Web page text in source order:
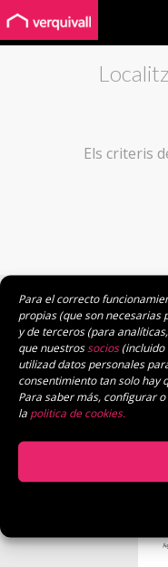
Para el correcto
propias (que son necesarias
y de terceros (para
que nuestrossocios(incluido
utilizad datos personales
consentimiento tan solo hay
Para saber más, configurar
la politica de cookies.
Els criteris
Gestió
Avís legal